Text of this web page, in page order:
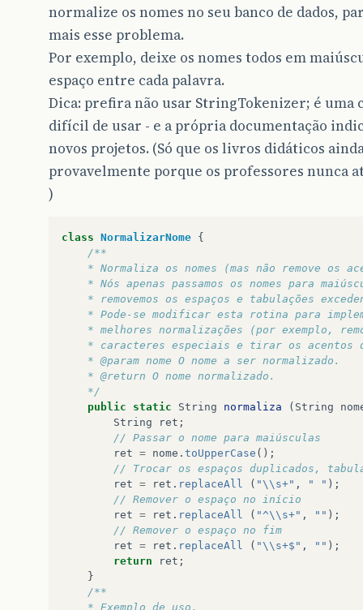
normalize os nomes no seu banco de dados,
mais esse problema.
Por exemplo, deixe os nomes todos em
espaço entre cada palavra.
Dica: prefira não usar StringTokenizer; é uma
difícil de usar - e a própria documentação
novos projetos. (Só que os livros didáticos
provavelmente porque os professores nunca
)
class NormalizarNome {
/**
* Normaliza os nomes (mas não remove os
* Nós apenas passamos os nomes para
* removemos os espaços e tabulações
* Pode-se modificar esta rotina para
* melhores normalizações (por exemplo,
* caracteres especiais e tirar os acentos
    * @param nome O nome a ser normalizado.
    * @return O nome normalizado.
    */
public
static String normaliza ( String
String
ret ;
// Passar o nome para maiúsculas
ret = nome . toUpperCase ();
// Trocar os espaços duplicados,
ret = ret . replaceAll ( "\\s+" , " " );
// Remover o espaço no início
ret = ret . replaceAll ( "^\\s+" , "" );
// Remover o espaço no fim
ret = ret . replaceAll ( "\\s+$" , "" );
return
ret ;
}
/**
    * Exemplo de uso.